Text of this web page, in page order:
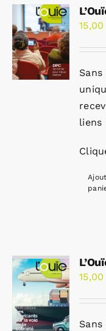
15,00
liens
15,00